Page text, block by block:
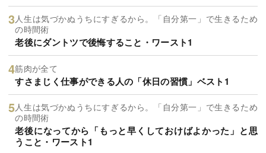
人生は気づかぬうちにすぎるから。「自分第一」で生きるため
の時間術
老後にダントツで後悔すること・ワースト1
筋肉が全て
すさまじく仕事ができる人の「休日の習慣」ベスト1
人生は気づかぬうちにすぎるから。「自分第一」で生きるため
の時間術
老後になってから「もっと早くしておけばよかった」と思
うこと・ワースト1